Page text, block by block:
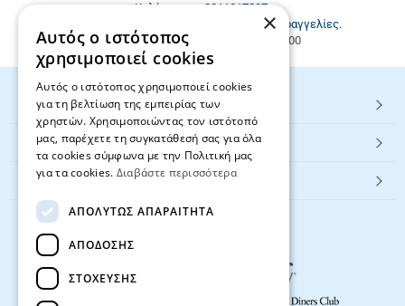
Καλέστε μας2811217297.
Εξυπηρέτηση πελατών & τηλεφωνικές παραγγελίες.
Δευ. - Παρ. 9:00-17:00, Σάβ. 9:00-15:00
HOT ΚΑΤΗΓΟΡΙΕΣ
ΕΞΥΠΗΡΕΤΗΣΗ ΠΕΛΑΤΩΝ
Textbook.gr
×
Αυτός ο ιστότοπος
χρησιμοποιεί cookies
Αυτός ο ιστότοπος χρησιμοποιεί cookies
για τη βελτίωση της εμπειρίας των
χρηστών. Χρησιμοποιώντας τον ιστότοπό
μας, παρέχετε τη συγκατάθεσή σας για όλα
τα cookies σύμφωνα με την Πολιτική μας
για τα cookies. Διαβάστε περισσότερα
ΑΠΟΛΎΤΩΣ ΑΠΑΡΑΊΤΗΤΑ
ΑΠΌΔΟΣΗΣ
ΣΤΌΧΕΥΣΗΣ